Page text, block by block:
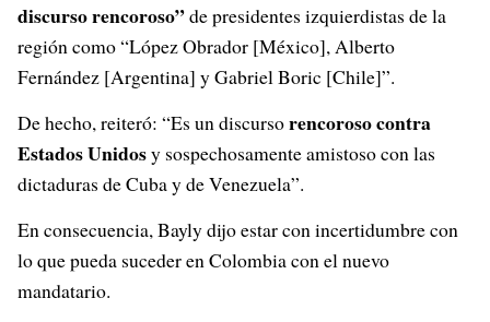
discurso rencoroso”de presidentes izquierdistas de la
región como “López Obrador [México], Alberto
Fernández [Argentina] y Gabriel Boric [Chile]”.
De hecho, reiteró: “Es un discursorencoroso contra
Estados Unidosy sospechosamente amistoso con las
dictaduras de Cuba y de Venezuela”.
En consecuencia, Bayly dijo estar con incertidumbre con
lo que pueda suceder en Colombia con el nuevo
mandatario.